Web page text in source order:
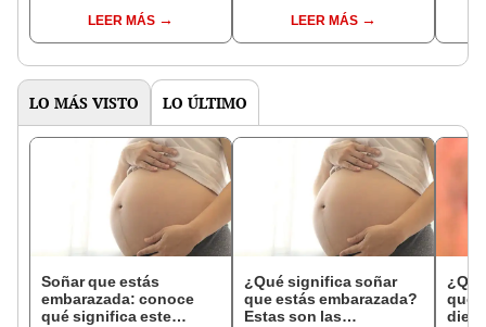
Venezuela?LEER MÁS
FECHAS y ÚLTIMAS
NOTICIAS
LEER MÁS
LO MÁS VISTO LO ÚLTIMO
Soñar que estás
embarazada: conoce
qué significa este
¿Qué significa soñar
que estás embarazada?
Estas son las
que